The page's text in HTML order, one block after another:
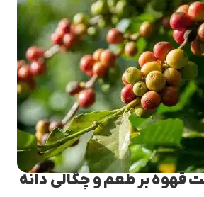
قهوه بر طعم و چگالی دانه